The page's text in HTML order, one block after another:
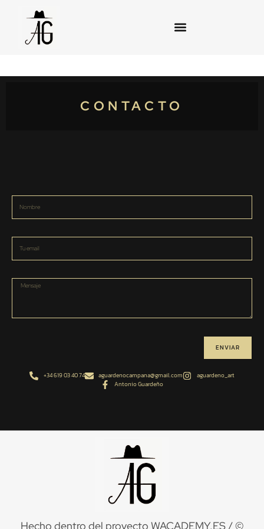
CONTACTO
ENVIAR
+34 619 03 40 74 aguardenocampana@gmail.com
aguardeno_art
Antonio Guardeño
Hecho dentro del proyecto WACADEMY.ES / ©